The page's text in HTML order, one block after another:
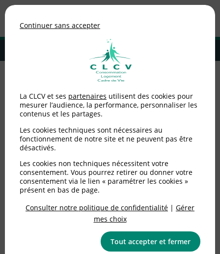
MENU
Adhérer à la CLCV
potable : un polluant émergent à surveiller
Le TFA dans l’eau
potable : un polluant
émergent à surveiller
Publié le02/02/2026(mis à jour le
Environnement / Santé
Continuer sans accepter
La CLCV et ses partenaires utilisent des cookies pour
mesurer l’audience, la performance, personnaliser les
contenus et les partages.
Les cookies techniques sont nécessaires au
fonctionnement de notre site et ne peuvent pas être
désactivés.
Les cookies non techniques nécessitent votre
consentement. Vous pourrez retirer ou donner votre
consentement via le lien « paramétrer les cookies »
présent en bas de page.
Consulter notre politique de confidentialité | Gérer
mes choix
Tout accepter et fermer